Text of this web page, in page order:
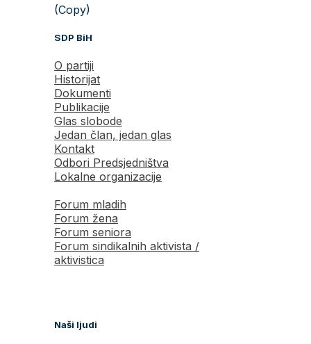
(Copy)
SDP BiH
O partiji
Historijat
Dokumenti
Publikacije
Glas slobode
Jedan član, jedan glas
Kontakt
Odbori Predsjedništva
Lokalne organizacije
Forum mladih
Forum žena
Forum seniora
Forum sindikalnih aktivista /
aktivistica
Naši ljudi